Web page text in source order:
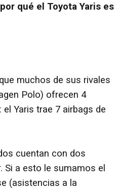
qué el Toyota Yaris es
muchos de sus rivales
Polo) ofrecen 4
Yaris trae 7 airbags de
cuentan con dos
Si a esto le sumamos el
(asistencias a la